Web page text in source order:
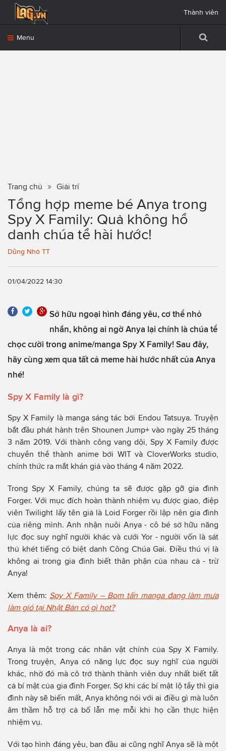
Menu
Thành viên
Trang chủ Giải trí
Tổng hợp meme bé Anya trong
Spy X Family: Quả không hổ
danh chúa tể hài hước!
Dũng Nhỏ TT
01/04/2022 14:30
Sở hữu ngoại hình đáng yêu, cơ thể nhỏ
nhắn, không ai ngờ Anya lại chính là chúa tể
chọc cười trong anime/manga Spy X Family! Sau đây,
hãy cùng xem qua tất cả meme hài hước nhất của Anya
nhé!
Spy X Family là gì?
Spy X Family là manga sáng tác bởi Endou Tatsuya. Truyện
bắt đầu phát hành trên Shounen Jump+ vào ngày 25 tháng
3 năm 2019. Với thành công vang dội, Spy X Family được
chuyển thể thành anime bởi WIT và CloverWorks studio,
chính thức ra mắt khán giả vào tháng 4 năm 2022.
Trong Spy X Family, chúng ta sẽ được gặp gỡ gia đình
Forger. Với mục đích hoàn thành nhiệm vụ được giao, điệp
viên Twilight lấy tên giả là Loid Forger rồi lập nên gia đình
của riêng mình. Anh nhận nuôi Anya - cô bé sở hữu năng
lực đọc suy nghĩ người khác và cưới Yor - người vốn là sát
thủ khét tiếng có biệt danh Công Chúa Gai. Điều thú vị là
không ai trong gia đình biết thân phận của nhau cả - trừ
Anya!
Xem thêm: Spy X Family – Bom tấn manga đang làm mưa
làm gió tại Nhật Bản có gì hot?
Anya là ai?
Anya là một trong các nhân vật chính của Spy X Family.
Trong truyện, Anya có năng lực đọc suy nghĩ của người
khác, nhờ đó mà cô trở thành thành viên duy nhất biết tất
cả bí mật của gia đình Forger. Sợ khi các bí mật lộ tẩy thì gia
đình này sẽ biến mất, Anya không nói với ai điều gì mà luôn
âm thầm hỗ trợ cả bố lẫn mẹ mỗi khi họ cần thực hiện
nhiệm vụ.
Với tạo hình đáng yêu, ban đầu ai cũng nghĩ Anya sẽ là một